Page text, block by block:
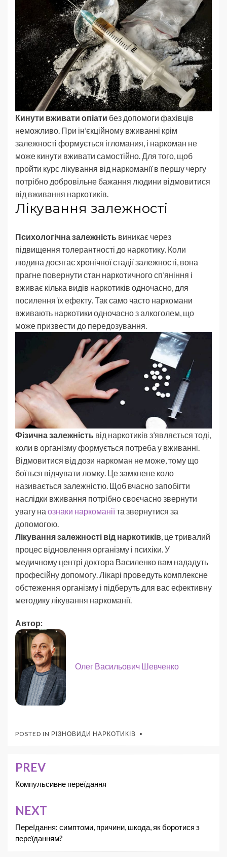
Кинути вживати опіати без допомоги фахівців
неможливо. При ін’єкційному вживанні крім
залежності формується ігломания, і наркоман не
може кинути вживати самостійно. Для того, щоб
пройти курс лікування від наркоманії в першу чергу
потрібно добровільне бажання людини відмовитися
від вживання наркотиків.
Лікування залежності
Психологічна залежність виникає через
підвищення толерантності до наркотику. Коли
людина досягає хронічної стадії залежності, вона
прагне повернути стан наркотичного сп’яніння і
вживає кілька видів наркотиків одночасно, для
посилення їх ефекту. Так само часто наркомани
вживають наркотики одночасно з алкоголем, що
може призвести до передозування.
Фізична залежність від наркотиків з’являється тоді,
коли в організму формується потреба у вживанні.
Відмовитися від дози наркоман не може, тому що
боїться відчувати ломку. Це замкнене коло
називається залежністю. Щоб вчасно запобігти
наслідки вживання потрібно своєчасно звернути
увагу на ознаки наркоманіїта звернутися за
допомогою.
Лікування залежності від наркотиків , це тривалий
процес відновлення організму і психіки. У
медичному центрі доктора Василенко вам нададуть
професійну допомогу. Лікарі проведуть комплексне
обстеження організму і підберуть для вас ефективну
методику лікування наркоманії.
Автор:
Олег Васильович Шевченко
POSTED IN РІЗНОВИДИ НАРКОТИКІВ
PREV
Компульсивне переїдання
NEXT
Переїдання: симптоми, причини, шкода, як боротися з
переїданням?